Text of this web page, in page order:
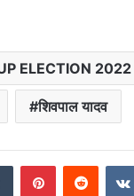
ELECTION 2022
शिवपाल यादव
Tumblr PinterestReddit